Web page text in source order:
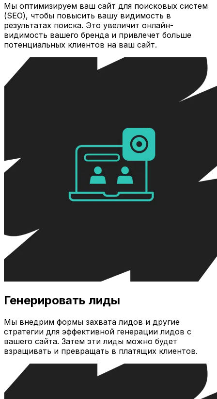
Мы оптимизируем ваш сайт для поисковых систем
(SEO), чтобы повысить вашу видимость в
результатах поиска. Это увеличит онлайн-
видимость вашего бренда и привлечет больше
потенциальных клиентов на ваш сайт.
Генерировать лиды
Мы внедрим формы захвата лидов и другие
стратегии для эффективной генерации лидов с
вашего сайта. Затем эти лиды можно будет
взращивать и превращать в платящих клиентов.